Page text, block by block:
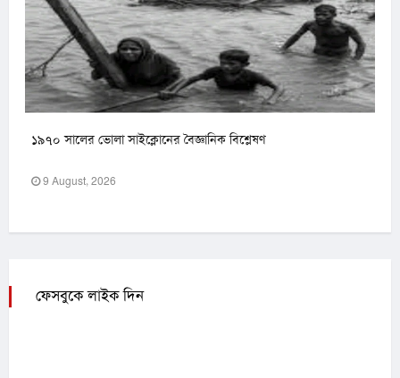
১৯৭০ সালের ভোলা সাইক্লোনের বৈজ্ঞানিক বিশ্লেষণ
9 August, 2026
ফেসবুকে লাইক দিন